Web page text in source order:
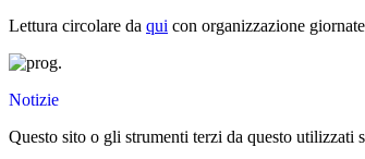
Lettura circolare da qui con organizzazione
Notizie
Questo sito o gli strumenti terzi da questo